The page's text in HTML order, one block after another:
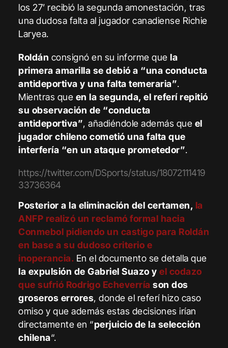
los 27’ recibió la segunda amonestación, tras
una dudosa falta al jugador canadiense Richie
Laryea.
Roldán consignó en su informe quela
primera amarilla se debió a “una conducta
antideportiva y una falta temeraria”.
Mientras que en la segunda, el referí repitió
su observación de “conducta
antideportiva”, añadiéndole además que el
jugador chileno cometió una falta que
interfería “en un ataque prometedor”.
https://twitter.com/DSports/status/18072111419
33736364
Posterior a la eliminación del certamen, la
ANFP realizó un reclamó formal hacia
Conmebol pidiendo un castigo para Roldán
en base a su dudoso criterio e
inoperancia. En el documento se detalla que
la expulsión de Gabriel Suazo yel codazo
que sufrió Rodrigo Echeverría son dos
groseros errores, donde el referí hizo caso
omiso y que además estas decisiones irían
directamente en “perjuicio de la selección
chilena“.